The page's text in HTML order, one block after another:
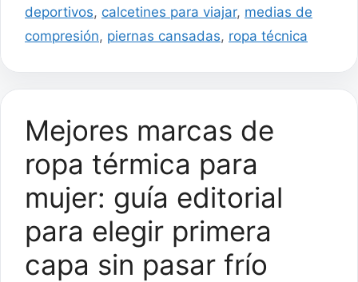
deportivos, calcetines para viajar, medias de
compresión, piernas cansadas, ropa técnica
Mejores marcas de
ropa térmica para
mujer: guía editorial
para elegir primera
capa sin pasar frío